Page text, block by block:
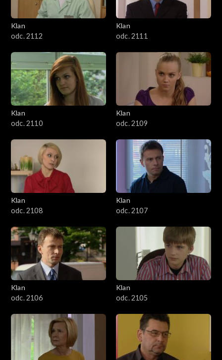
Klan
odc. 2112
Klan
odc. 2111
Klan
odc. 2110
Klan
odc. 2109
Klan
odc. 2108
Klan
odc. 2107
Klan
odc. 2106
Klan
odc. 2105